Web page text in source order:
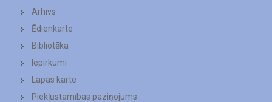
Arhīvs
Ēdienkarte
Bibliotēka
Iepirkumi
Lapas karte
Piekļūstamības paziņojums